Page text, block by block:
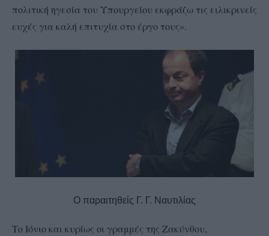
πολιτική ηγεσία του Υπουργείου εκφράζω τις ειλικρινείς
ευχές για καλή επιτυχία στο έργο τους».
Ο παραιτηθείς Γ. Γ. Ναυτιλίας
Το Ιόνιο και κυρίως οι γραμμές της Ζακύνθου,